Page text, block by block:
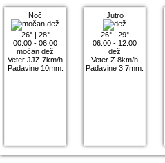
Noč
26°| 28°
00:00 - 06:00
močan dež
Veter JJZ 7km/h
Padavine 10mm.
Jutro
26°| 29°
06:00 - 12:00
dež
Veter Z 8km/h
Padavine 3.7mm.